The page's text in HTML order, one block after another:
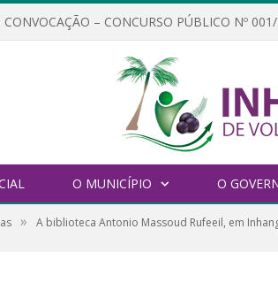
CONVOCAÇÃO – CONCURSO PÚBLICO Nº
O MUNICÍPIO O
» A biblioteca Antonio Massoud Rufeeil, em